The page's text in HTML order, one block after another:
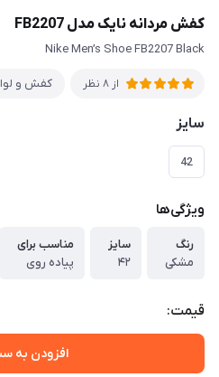
کفش مردانه نایک مدل FB2207
Nike Men’s Shoe FB2207 Black
از 8 نظر کفش و
سایز
42
ویژگی‌ها
رنگ
مشکی
سایز
۴۲
مناسب برای
پیاده روی
قیمت:
افزودن به